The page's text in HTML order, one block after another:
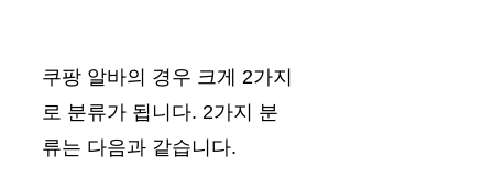
쿠팡 알바의 경우 크게 2가지
로 분류가 됩니다. 2가지 분
류는 다음과 같습니다.